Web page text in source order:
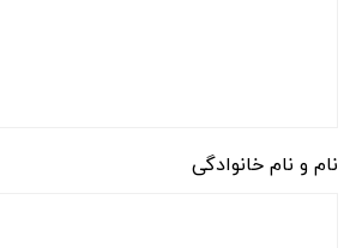
نام و نام خانوادگی